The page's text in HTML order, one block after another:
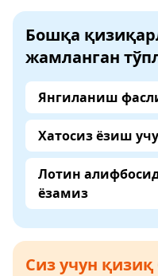
Бошқа
жамланган
Янгиланиш
Хатосиз ёзиш
Лотин
ёзамиз
Сиз учун